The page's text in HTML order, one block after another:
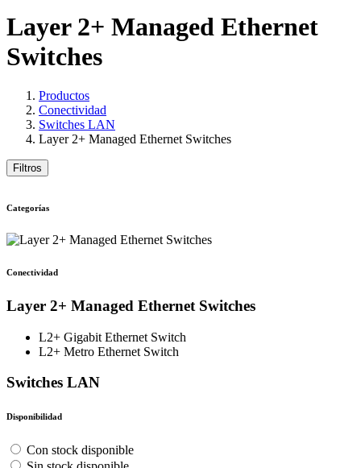
Layer 2+ Managed Ethernet
Switches
Productos
Conectividad
Switches LAN
Layer 2+ Managed Ethernet Switches
Filtros
Categorías
Conectividad
Layer 2+ Managed Ethernet Switches
L2+ Gigabit Ethernet Switch
L2+ Metro Ethernet Switch
Switches LAN
Disponibilidad
Con stock disponible